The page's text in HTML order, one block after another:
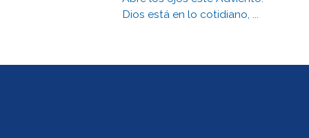
Dios está en lo cotidiano, ...